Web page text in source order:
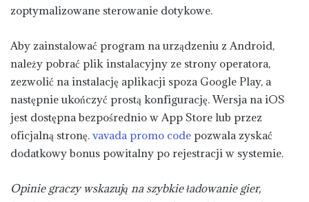
zoptymalizowane sterowanie dotykowe.
Aby zainstalować program na urządzeniu z Android,
należy pobrać plik instalacyjny ze strony operatora,
zezwolić na instalację aplikacji spoza Google Play, a
następnie ukończyć prostą konfigurację. Wersja na iOS
jest dostępna bezpośrednio w App Store lub przez
oficjalną stronę. vavada promo code pozwala zyskać
dodatkowy bonus powitalny po rejestracji w systemie.
Opinie graczy wskazują na szybkie ładowanie gier,